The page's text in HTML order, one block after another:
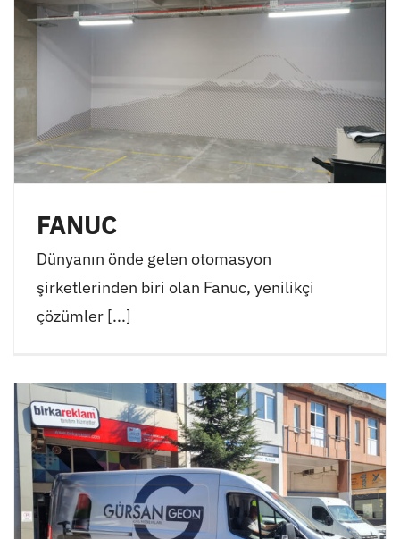
FANUC
Dünyanın önde gelen otomasyon
şirketlerinden biri olan Fanuc, yenilikçi
çözümler [...]